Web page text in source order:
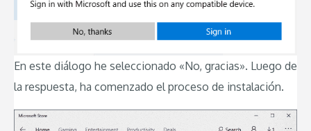
En este diálogo he seleccionado «No, gracias». Luego de
la respuesta, ha comenzado el proceso de instalación.